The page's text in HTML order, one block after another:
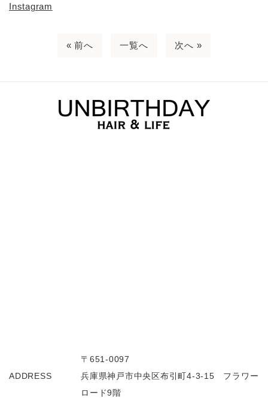
Instagram
« 前へ 一覧へ 次へ »
ADDRESS
〒651-0097
兵庫県神戸市中央区布引町4-3-15 フラワー
ロード9階